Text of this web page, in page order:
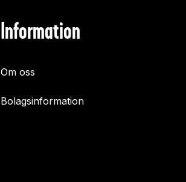
Information
Om oss
Bolagsinformation